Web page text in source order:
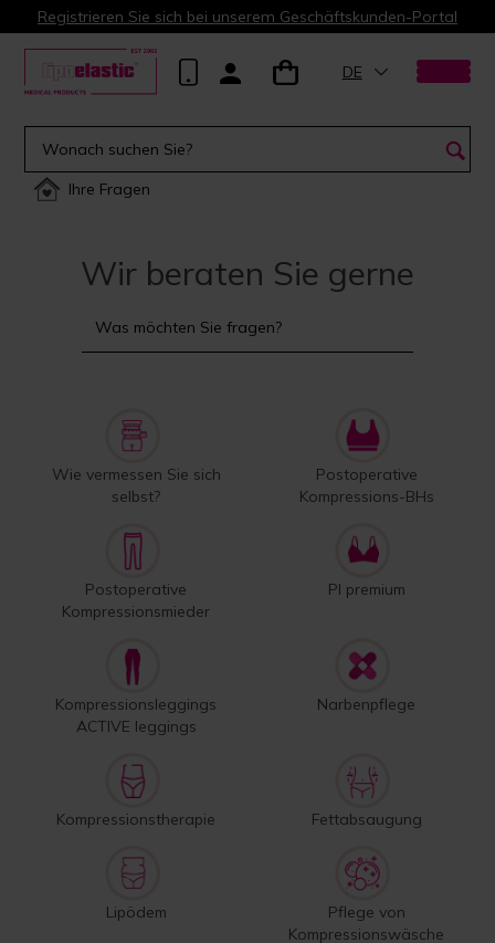
Registrieren Sie sich bei unserem Geschäftskunden-Portal
DE
Ihre Fragen
Wir beraten Sie gerne
Wie vermessen Sie sich
selbst?
Postoperative
Kompressions-BHs
Postoperative
Kompressionsmieder
PI premium
Kompressionsleggings
ACTIVE leggings
Narbenpflege
Kompressionstherapie Fettabsaugung
Lipödem
Pflege von
Kompressionswäsche